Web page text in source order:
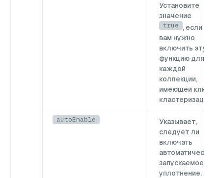
Установите
значение
true , если
вам нужно
включить эту
функцию для
каждой
коллекции,
имеющей ключ
кластеризации.
autoEnable
Указывает,
следует ли
включать
автоматически
запускаемое
уплотнение.